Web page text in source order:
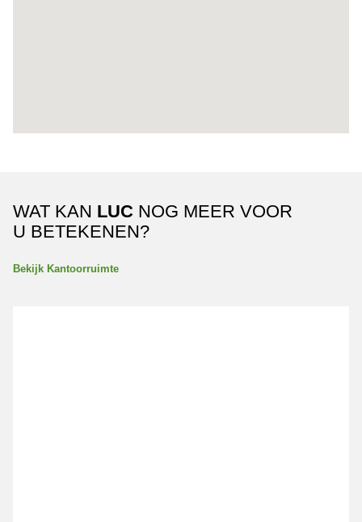
WAT KAN LUC NOG MEER VOOR
U BETEKENEN?
Bekijk Kantoorruimte